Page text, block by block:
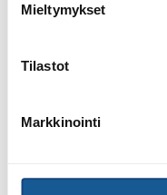
Mieltymykset
Tilastot
Markkinointi
23.7.2026
Lindesberg,